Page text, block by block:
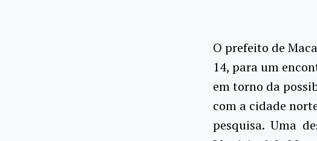
O prefeito de
14, para um
em torno da
com a cidade
pesquisa. Uma